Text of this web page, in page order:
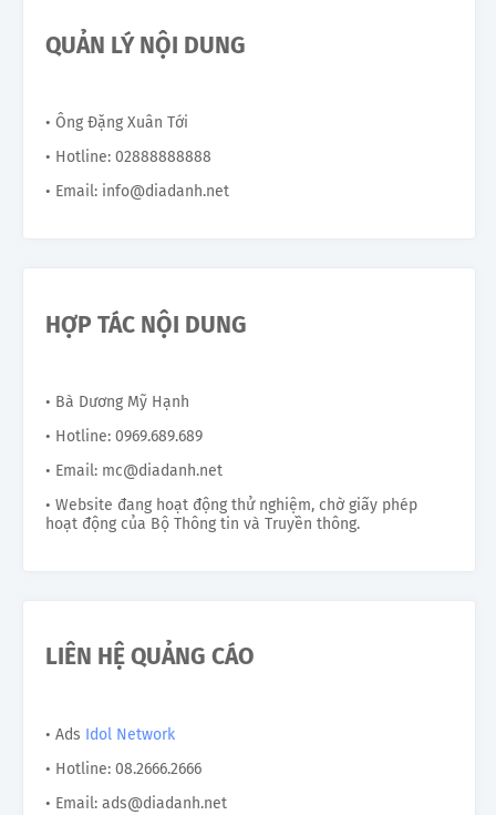
QUẢN LÝ NỘI DUNG
• Ông Đặng Xuân Tới
• Hotline: 02888888888
• Email: info@diadanh.net
HỢP TÁC NỘI DUNG
• Bà Dương Mỹ Hạnh
• Hotline: 0969.689.689
• Email: mc@diadanh.net
• Website đang hoạt động thử nghiệm, chờ giấy phép
hoạt động của Bộ Thông tin và Truyền thông.
LIÊN HỆ QUẢNG CÁO
• Ads Idol Network
• Hotline: 08.2666.2666
• Email: ads@diadanh.net